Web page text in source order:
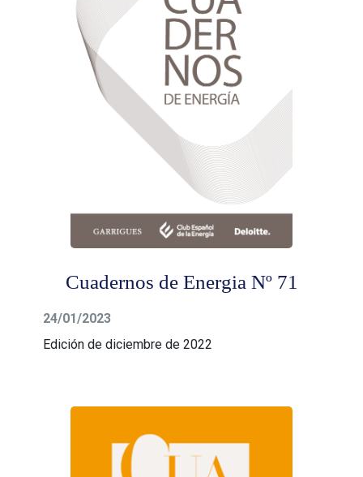
Cuadernos de Energia Nº 71
24/01/2023
Edición de diciembre de 2022